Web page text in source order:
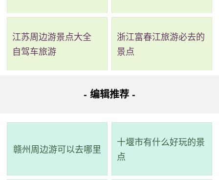
2、绵羊冲水利风景区
地址：红河哈尼族彝族自治州建水县
江苏周边游景点大全
自驾车旅游
浙江富春江旅游必去的
景点
- 编辑推荐 -
赣州周边游可以去哪里
十堰市有什么好玩的景
点